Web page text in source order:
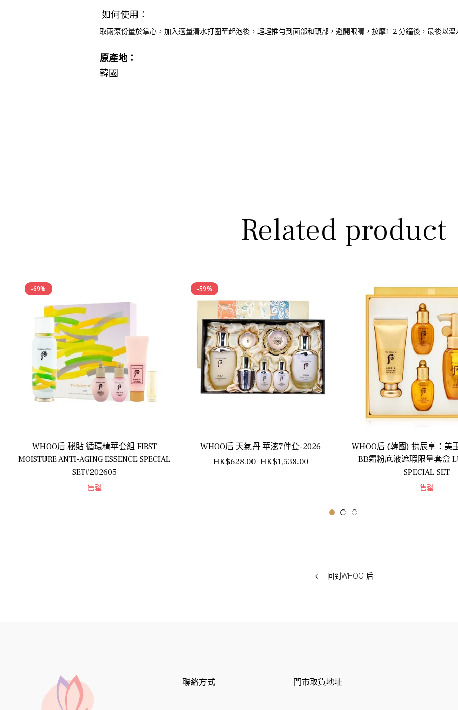
如何使用：
取兩泵份量於掌心，加入適量清水打圈至起泡後，輕輕推勻到面部和頸部，避開眼睛，按摩1-2 分鐘後，最後以溫
原產地：
韓國
Related product
-69%
WHOO后 秘貼 循環精華套組 FIRST
MOISTURE ANTI-AGING ESSENCE SPECIAL
SET#202605
售罄
-59%
WHOO后 天氣丹 華泫7件套-2026
正
HK$628.00 HK$1,538.00銷
WHOO后 (韓國) 拱辰享：美
BB霜粉底液遮瑕限量套盒
SPECIAL SET
售罄
回到WHOO 后
聯絡方式 門市取貨地址